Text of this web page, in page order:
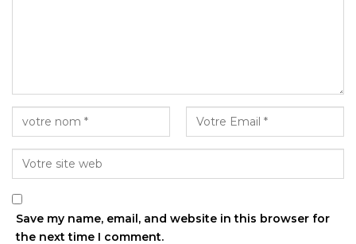
Save my name, email, and website in this browser for
the next time I comment.